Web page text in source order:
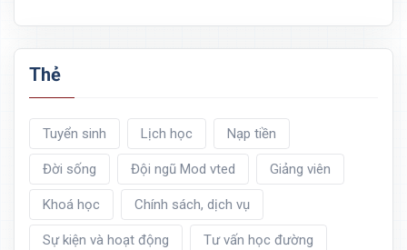
Thẻ
Tuyển sinh Lịch học Nạp tiền
Đời sống Đội ngũ Mod vted Giảng viên
Khoá học Chính sách, dịch vụ
Sự kiện và hoạt động Tư vấn học đường